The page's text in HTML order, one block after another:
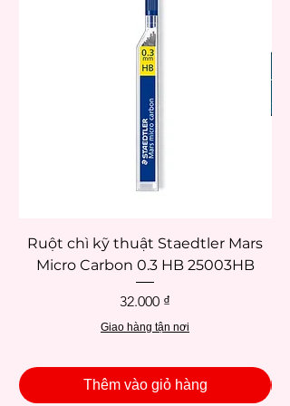
Ruột chì kỹ thuật Staedtler Mars
Micro Carbon 0.3 HB 25003HB
Giá
32.000 ₫
Giao hàng tận nơi
Thêm vào giỏ hàng